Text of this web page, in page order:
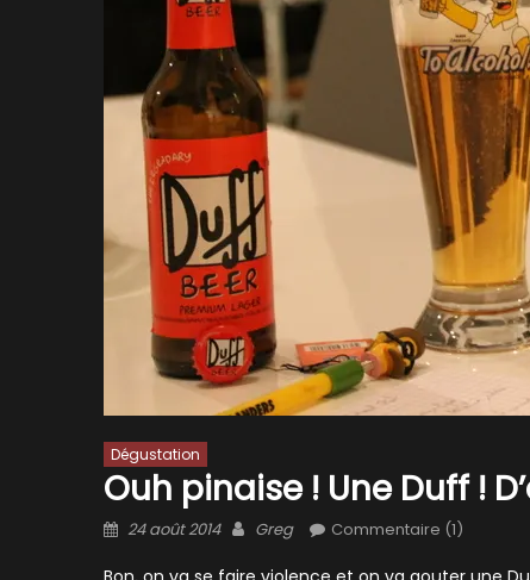
Dégustation
Ouh pinaise ! Une Duff !
Posted
24 août 2014 Author
Greg Commentaire (1)